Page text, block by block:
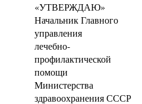
«УТВЕРЖДАЮ»
Начальник Главного
управления
лечебно-
профилактической
помощи
Министерства
здравоохранения СССР